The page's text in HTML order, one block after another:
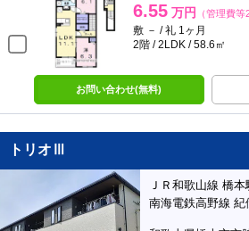
6.55 万円 （管理費等
敷 － / 礼 1ヶ月
2階 / 2LDK / 58.6㎡
お問い合わせ(無料)
トリオⅢ
ＪＲ和歌山線 橋
南海電鉄高野線